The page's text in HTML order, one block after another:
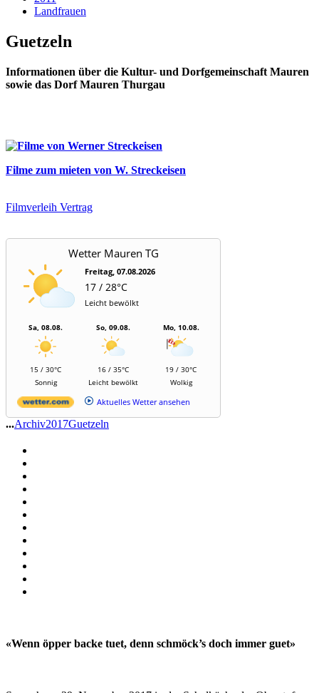
Landfrauen
Guetzeln
Informationen über die Kultur- und Dorfgemeinschaft Mauren
sowie das Dorf Mauren Thurgau
Filme zum mieten von W. Streckeisen
Filmverleih Vertrag
Wetter Mauren TG
Freitag, 07.08.2026
17 / 28°C
Leicht bewölkt
Sa, 08.08.
15 / 30°C
Sonnig
So, 09.08.
16 / 35°C
Leicht bewölkt
Mo, 10.08.
19 / 30°C
Wolkig
Aktuelles Wetter ansehen
...Archiv2017Guetzeln
«Wenn öpper backe tuet, denn schmöck’s doch immer guet»